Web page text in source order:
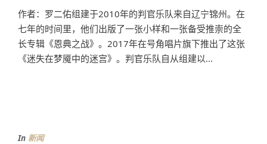
作者：罗二佑组建于2010年的判官乐队来自辽宁锦州。在
七年的时间里，他们出版了一张小样和一张备受推崇的全
长专辑《恩典之战》。2017年在号角唱片旗下推出了这张
《迷失在梦魇中的迷宫》。判官乐队自从组建以...
In 新闻